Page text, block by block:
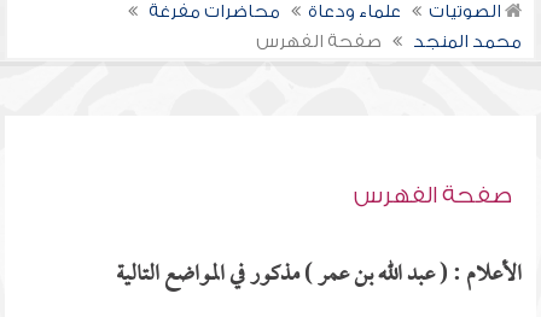
الصوتيات علماء ودعاة
محاضرات مفرغة
محمد المنجد
صفحة الفهرس
صفحة الفهرس
الأعلام : ( عبد الله بن عمر ) مذكور في المواضع التالية